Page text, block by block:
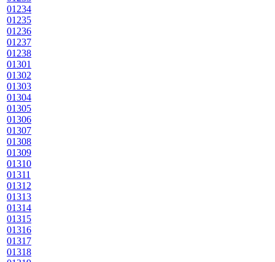
01234
01235
01236
01237
01238
01301
01302
01303
01304
01305
01306
01307
01308
01309
01310
01311
01312
01313
01314
01315
01316
01317
01318